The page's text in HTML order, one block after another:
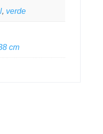
, verde
cm